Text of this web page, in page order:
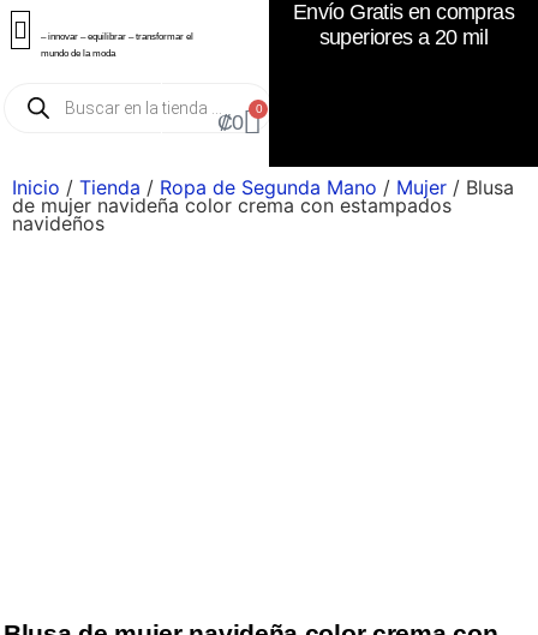
– innovar – equilibrar – transformar el
mundo de la moda
₡0
0
Envío Gratis en compras
superiores a 20 mil
Inicio / Tienda / Ropa de Segunda Mano / Mujer / Blusa
de mujer navideña color crema con estampados
navideños